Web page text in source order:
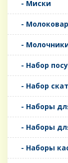
- Миски
-
-
- Набор
- Набор
- Наборы
- Наборы
- Наборы